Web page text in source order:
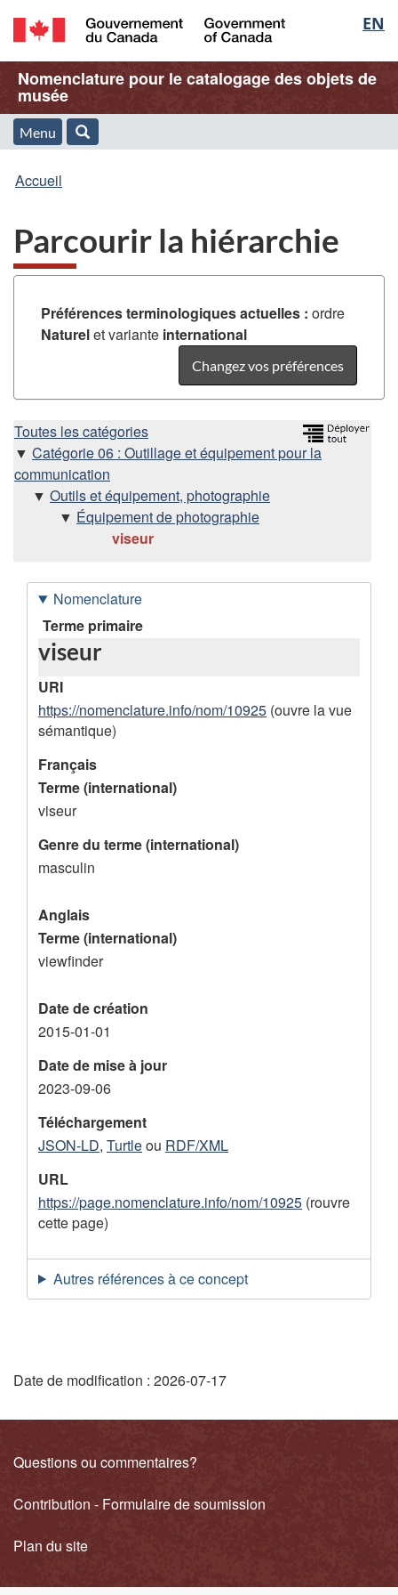
Passer
au
contenu
principal
Passer
à
« À
propos
application
Passer
à
la
version
de
la
EN
/
Government
of
Canada
Nom
de
l'application
Web
Nomenclature pour le catalogage des objets de
musée
Menu
et
Menu
Vous
ici
Accueil
Parcourir la hiérarchie
Préférences terminologiques actuelles : ordre
Naturelet variante international
Changez vos préférences
H
i
a
Toutes les catégories
Catégorie 06 : Outillage et équipement pour la
communication
Outils et équipement, photographie
Équipement de photographie
viseur
Nomenclature
D
o
n
n
é
e
s
d
e
l
'
e
n
e
g
i
s
t
r
e
m
e
n
t
Terme primaire
viseur
URI
https://nomenclature.info/nom/10925 (ouvre la vue
sémantique)
Français
Terme (international)
viseur
Genre du terme (international)
masculin
Anglais
Terme (international)
viewfinder
Date de création
2015-01-01
Date de mise à jour
2023-09-06
Téléchargement
JSON-LD, Turtleou RDF/XML
URL
https://page.nomenclature.info/nom/10925 (rouvre
cette page)
Autres références à ce concept
D
t
a
i
Date de modification : 2026-07-17
Liens
connexes
Questions ou commentaires?
Contribution - Formulaire de soumission
Plan du site